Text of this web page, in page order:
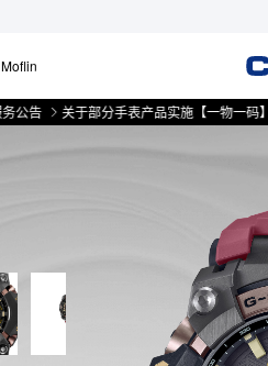
Moflin
关于部分手表产品实施【一物一码】管理的